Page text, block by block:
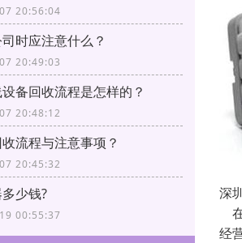
20:56:04
时应注意什么？
20:49:03
备回收流程是怎样的？
20:48:12
流程与注意事项？
20:45:32
少钱?
00:55:37
深
经